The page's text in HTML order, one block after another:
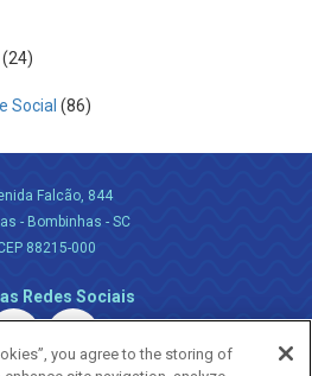
(24)
Social (86)
Falcão, 844
- Bombinhas - SC
88215-000
Redes Sociais
you agree to the storing of